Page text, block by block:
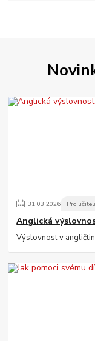
31.03.2026 Pro
Anglická
Výslovnost v